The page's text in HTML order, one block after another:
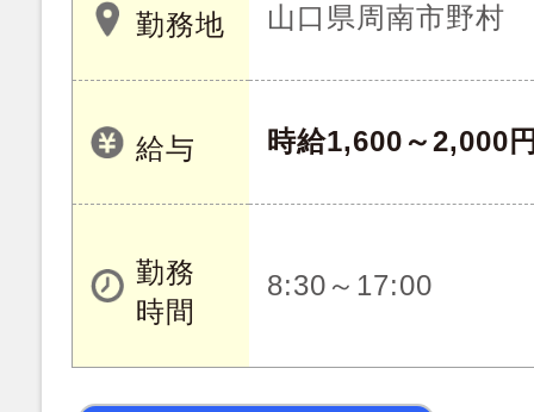
勤務地 山口県周南市野村
給与 時給1,600～2,000
勤務
時間
8:30～17:00